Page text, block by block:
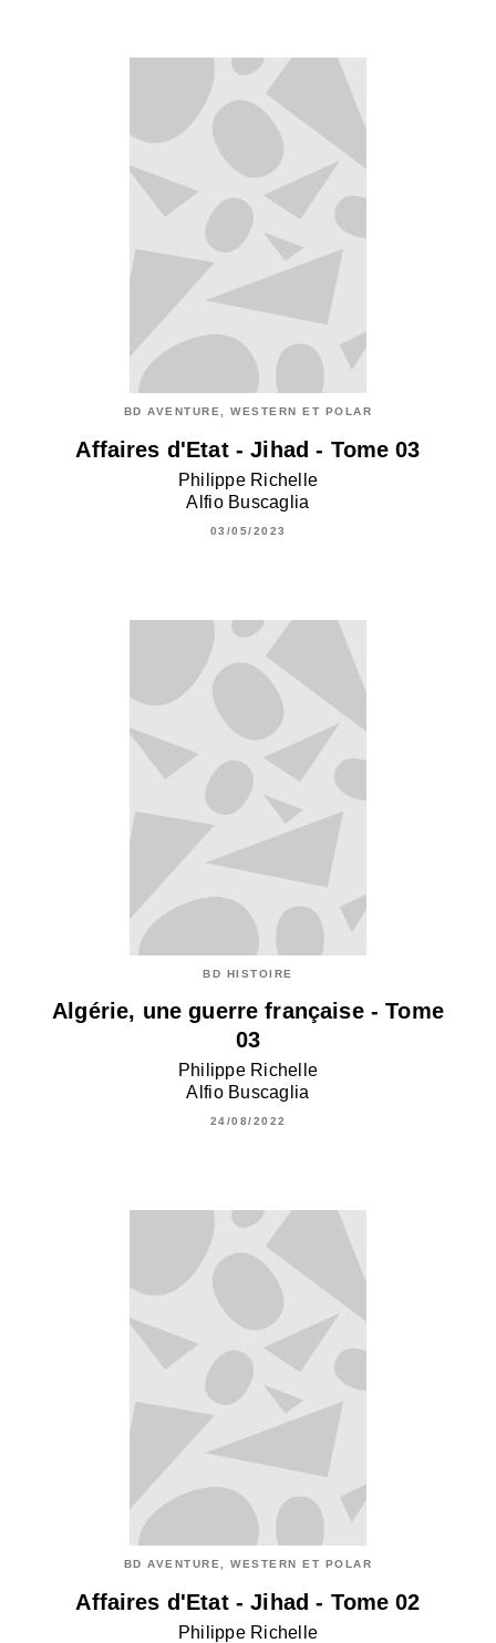
BD AVENTURE, WESTERN ET POLAR
Affaires d'Etat - Jihad - Tome 03
Philippe Richelle
Alfio Buscaglia
03/05/2023
BD HISTOIRE
Algérie, une guerre française - Tome
03
Philippe Richelle
Alfio Buscaglia
24/08/2022
BD AVENTURE, WESTERN ET POLAR
Affaires d'Etat - Jihad - Tome 02
Philippe Richelle